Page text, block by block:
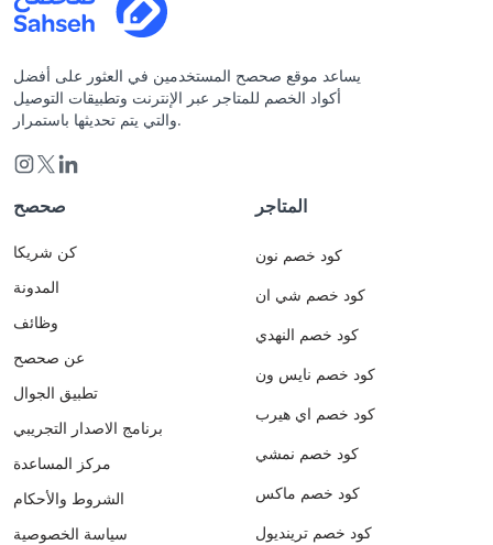
يساعد موقع صحصح المستخدمين في العثور على أفضل
أكواد الخصم للمتاجر عبر الإنترنت وتطبيقات التوصيل
والتي يتم تحديثها باستمرار.
صحصح
كن شريكا
المدونة
وظائف
عن صحصح
تطبيق الجوال
برنامج الاصدار التجريبي
مركز المساعدة
الشروط والأحكام
سياسة الخصوصية
المتاجر
كود خصم نون
كود خصم شي ان
كود خصم النهدي
كود خصم نايس ون
كود خصم اي هيرب
كود خصم نمشي
كود خصم ماكس
كود خصم ترينديول